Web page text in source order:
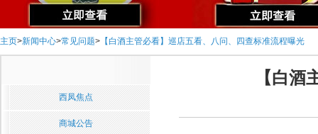
主页>新闻中心>常见问题> 【白酒主管必看】巡店五看、八问、四查标准流程曝光
西凤焦点
商城公告
【白